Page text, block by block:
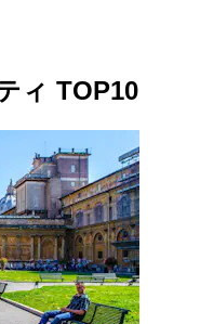
ィ TOP10